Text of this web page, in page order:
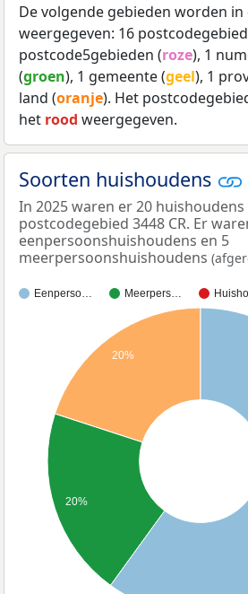
De volgende gebieden worden
weergegeven: 16
postcode5gebieden (roze), 1
(groen), 1 gemeente (geel), 1
land (oranje). Het
het rood weergegeven.
Soorten huishoudens
In 2025 waren er 20
postcodegebied 3448 CR. Er
eenpersoonshuishoudens en 5
meerpersoonshuishoudens
Eenperso… Meerpers…
20%
20%